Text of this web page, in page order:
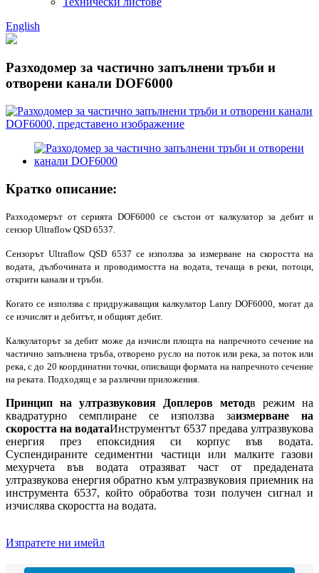
English
Разходомер за частично запълнени тръби и
отворени канали DOF6000
Кратко описание:
Разходомерът от серията DOF6000 се състои от калкулатор за дебит и
сензор Ultraflow QSD 6537.
Сензорът Ultraflow QSD 6537 се използва за измерване на скоростта на
водата, дълбочината и проводимостта на водата, течаща в реки, потоци,
открити канали и тръби.
Когато се използва с придружаващия калкулатор Lanry DOF6000, могат да
се изчислят и дебитът, и общият дебит.
Калкулаторът за дебит може да изчисли площта на напречното сечение на
частично запълнена тръба, отворено русло на поток или река, за поток или
река, с до 20 координатни точки, описващи формата на напречното сечение
на реката. Подходящ е за различни приложения.
Принцип на ултразвуковия Доплеров методв режим на
квадратурно семплиране се използва заизмерване на
скоростта на водатаИнструментът 6537 предава ултразвукова
енергия през епоксидния си корпус във водата.
Суспендираните седиментни частици или малките газови
мехурчета във водата отразяват част от предадената
ултразвукова енергия обратно към ултразвуковия приемник на
инструмента 6537, който обработва този получен сигнал и
изчислява скоростта на водата.
Изпратете ни имейл